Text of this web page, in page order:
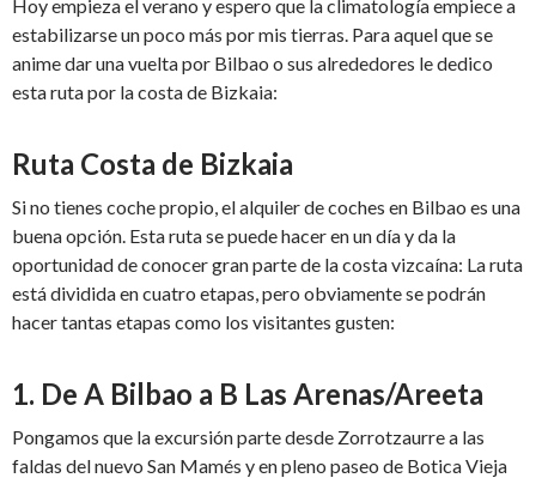
Hoy empieza el verano y espero que la climatología empiece a
estabilizarse un poco más por mis tierras. Para aquel que se
anime dar una vuelta por Bilbao o sus alrededores le dedico
esta ruta por la costa de Bizkaia:
Ruta Costa de Bizkaia
Si no tienes coche propio, el alquiler de coches en Bilbao es una
buena opción. Esta ruta se puede hacer en un día y da la
oportunidad de conocer gran parte de la costa vizcaína: La ruta
está dividida en cuatro etapas, pero obviamente se podrán
hacer tantas etapas como los visitantes gusten:
1. De A Bilbao a B Las Arenas/Areeta
Pongamos que la excursión parte desde Zorrotzaurre a las
faldas del nuevo San Mamés y en pleno paseo de Botica Vieja